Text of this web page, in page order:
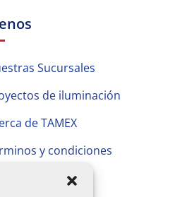
Sucursales
de iluminación
de TAMEX
y condiciones
de Privacidad